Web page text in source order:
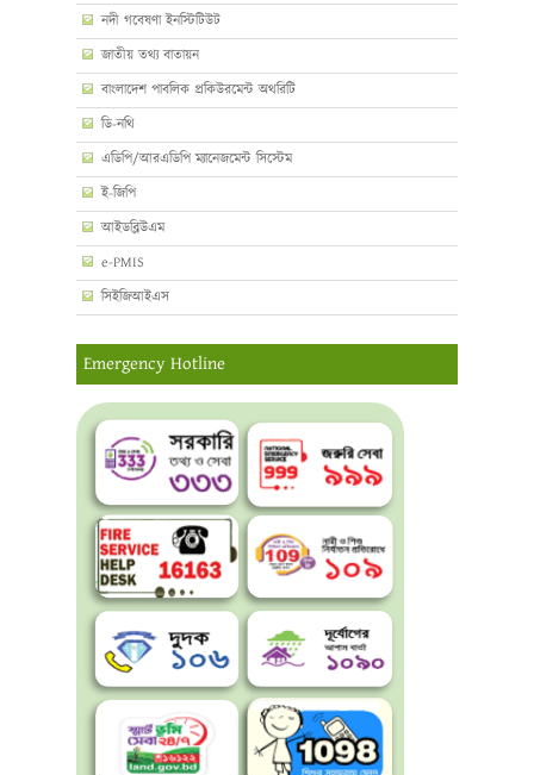
নদী গবেষণা ইনস্টিটিউট
জাতীয় তথ্য বাতায়ন
বাংলাদেশ পাবলিক প্রকিউরমেন্ট অথরিটি
ডি-নথি
এডিপি/আরএডিপি ম্যানেজমেন্ট সিস্টেম
ই-জিপি
আইডব্লিউএম
e-PMIS
সিইজিআইএস
Emergency Hotline